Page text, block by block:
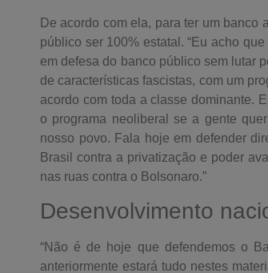
De acordo com ela, para ter um banco
público ser 100% estatal. “Eu acho
em defesa do banco público sem lutar
de características fascistas, com um
acordo com toda a classe dominante.
o programa neoliberal se a gente
nosso povo. Fala hoje em defender
Brasil contra a privatização e poder
nas ruas contra o Bolsonaro.”
Desenvolvimento
“Não é de hoje que defendemos o
anteriormente estará tudo nestes